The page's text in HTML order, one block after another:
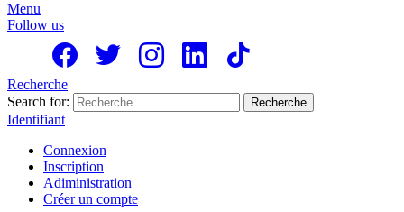
Menu
Follow us
Recherche
Search for:
Recherche
Identifiant
Connexion
Inscription
Adiministration
Créer un compte